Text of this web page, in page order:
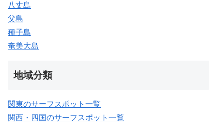
八丈島
父島
種子島
奄美大島
地域分類
関東のサーフスポット一覧
関西・四国のサーフスポット一覧